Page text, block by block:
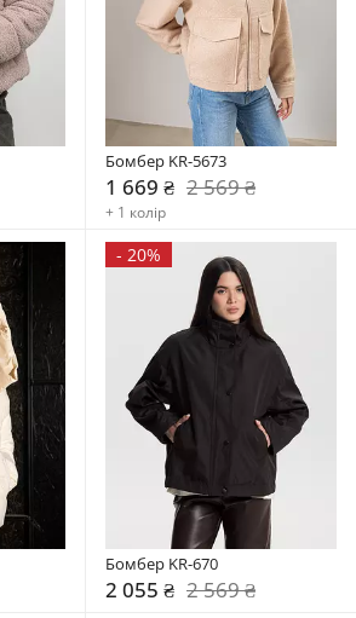
Бомбер KR-5673
1 669 ₴ 2 569 ₴
+ 1 колір
- 20%
Бомбер KR-670
2 055 ₴ 2 569 ₴